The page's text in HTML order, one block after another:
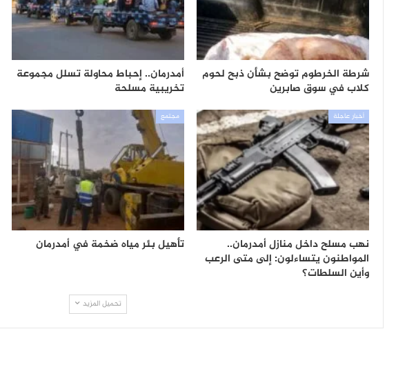
شرطة الخرطوم توضح بشأن ذبح لحوم
كلاب في سوق صابرين
أمدرمان.. إحباط محاولة تسلل مجموعة
تخريبية مسلحة
أخبار عاجلة
نهب مسلح داخل منازل أمدرمان..
المواطنون يتساءلون: إلى متى الرعب
وأين السلطات؟
مجتمع
تأهيل بئر مياه ضخمة في أمدرمان
تحميل المزيد